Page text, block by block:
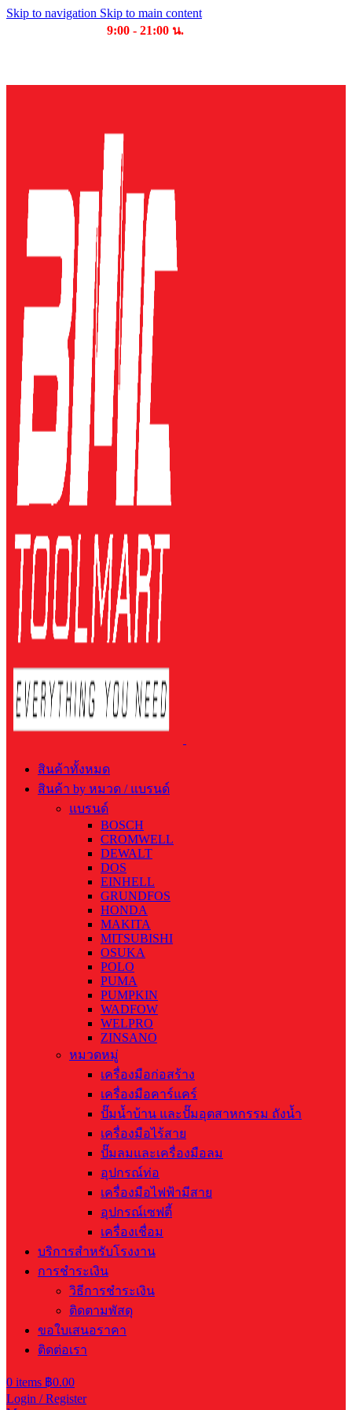
Skip to navigation Skip to main content
9:00 - 21:00 น.
สินค้าทั้งหมด
สินค้า by หมวด / แบรนด์
แบรนด์
BOSCH
CROMWELL
DEWALT
DOS
EINHELL
GRUNDFOS
HONDA
MAKITA
MITSUBISHI
OSUKA
POLO
PUMA
PUMPKIN
WADFOW
WELPRO
ZINSANO
หมวดหมู่
เครื่องมือก่อสร้าง
เครื่องมือคาร์แคร์
ปั๊มน้ำบ้าน และปั๊มอุตสาหกรรม ถังน้ำ
เครื่องมือไร้สาย
ปั๊มลมและเครื่องมือลม
อุปกรณ์ท่อ
เครื่องมือไฟฟ้ามีสาย
อุปกรณ์เซฟตี้
เครื่องเชื่อม
บริการสำหรับโรงงาน
การชำระเงิน
วิธีการชำระเงิน
ติดตามพัสดุ
ขอใบเสนอราคา
ติดต่อเรา
0 items ฿0.00
Login / Register